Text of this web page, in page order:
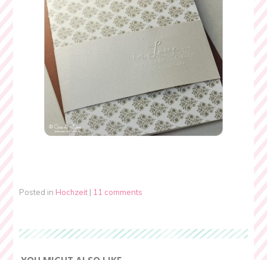
Posted in Hochzeit | 11 comments